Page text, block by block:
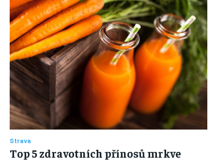
Strava
Top 5 zdravotních přínosů mrkve